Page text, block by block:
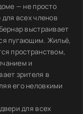
— не просто
всех членов
выстраивает
пугающим. Жильё,
пространством,
и
зрителя в
его неловкими
для всех